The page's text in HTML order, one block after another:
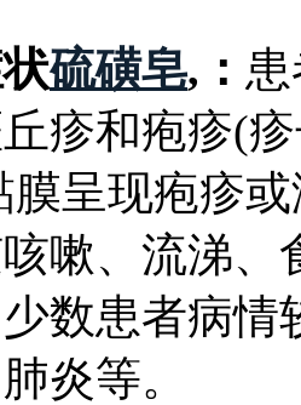
硫磺皂,：
疹和疱疹(
膜呈现疱疹
嗽、流涕、
数患者病情
炎等。